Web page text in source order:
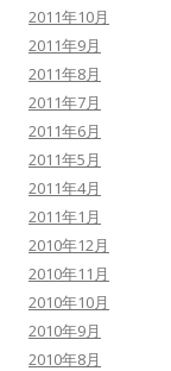
2011年10月
2011年9月
2011年8月
2011年7月
2011年6月
2011年5月
2011年4月
2011年1月
2010年12月
2010年11月
2010年10月
2010年9月
2010年8月